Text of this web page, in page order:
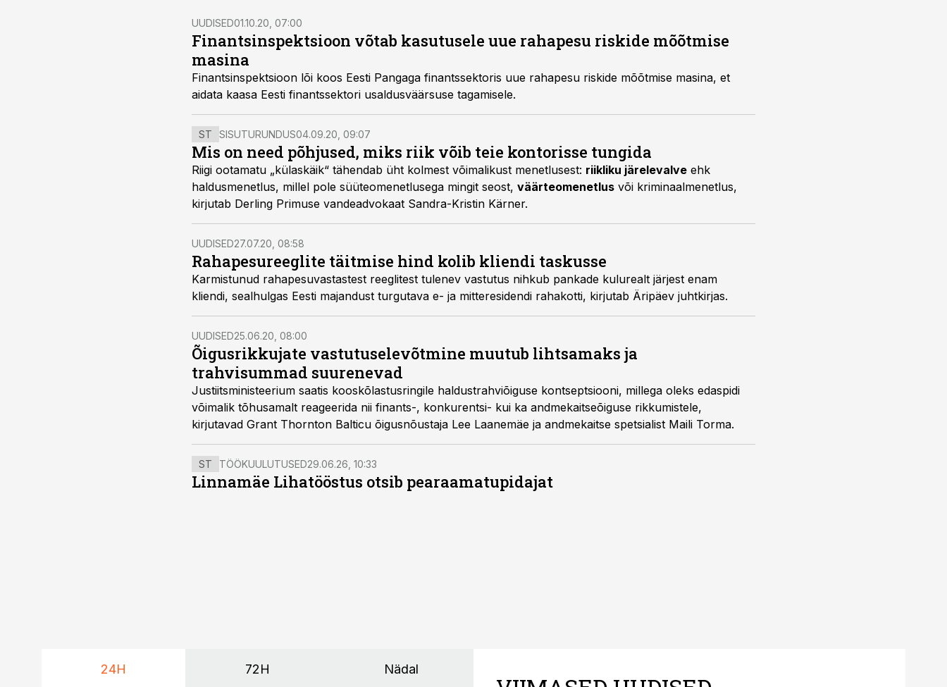
UUDISED01.10.20, 07:00
Finantsinspektsioon võtab kasutusele uue rahapesu riskide mõõtmise
masina
Finantsinspektsioon lõi koos Eesti Pangaga finantssektoris uue rahapesu riskide mõõtmise masina, et
aidata kaasa Eesti finantssektori usaldusväärsuse tagamisele.
ST SISUTURUNDUS04.09.20, 09:07
Mis on need põhjused, miks riik võib teie kontorisse tungida
Riigi ootamatu „külaskäik“ tähendab üht kolmest võimalikust menetlusest: riikliku järelevalve ehk
haldusmenetlus, millel pole süüteomenetlusega mingit seost, väärteomenetlus või kriminaalmenetlus,
kirjutab Derling Primuse vandeadvokaat Sandra-Kristin Kärner.
UUDISED27.07.20, 08:58
Rahapesureeglite täitmise hind kolib kliendi taskusse
Karmistunud rahapesuvastastest reeglitest tulenev vastutus nihkub pankade kulurealt järjest enam
kliendi, sealhulgas Eesti majandust turgutava e- ja mitteresidendi rahakotti, kirjutab Äripäev juhtkirjas.
UUDISED25.06.20, 08:00
Õigusrikkujate vastutuselevõtmine muutub lihtsamaks ja
trahvisummad suurenevad
Justiitsministeerium saatis kooskõlastusringile haldustrahviõiguse kontseptsiooni, millega oleks edaspidi
võimalik tõhusamalt reageerida nii finants-, konkurentsi- kui ka andmekaitseõiguse rikkumistele,
kirjutavad Grant Thornton Balticu õigusnõustaja Lee Laanemäe ja andmekaitse spetsialist Maili Torma.
ST TÖÖKUULUTUSED29.06.26, 10:33
Linnamäe Lihatööstus otsib pearaamatupidajat
24H 72H Nädal